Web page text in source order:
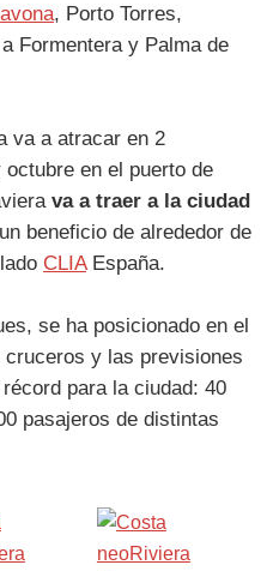
, Porto Torres,
Formentera y Palma de
va a atracar en 2
en el puerto de
va a traer a la ciudad
beneficio de alrededor de
CLIAEspaña.
se ha posicionado en el
y las previsiones
para la ciudad: 40
pasajeros de distintas